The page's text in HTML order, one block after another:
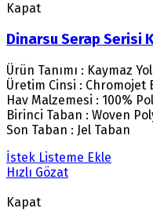
Kapat
Dinarsu Serap Serisi
Ürün Tanımı : Kaymaz
Üretim Cinsi : Chromojet
Hav Malzemesi : 100%
Birinci Taban : Woven
Son Taban : Jel Taban
İstek Listeme Ekle
Hızlı Gözat
Kapat